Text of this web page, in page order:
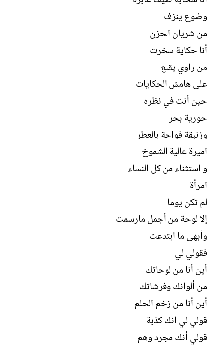
وضوع ينزف
من شريان الحزن
أنا حكاية سخرت
من راوي يقبع
على هامش الحكايات
حين أنت في نظره
حورية بحر
وزنبقة فواحة بالعطر
اميرة عالية الشموخ
و استثناء من كل النساء
امرأة
لم تكن يوما
إلا لوحة من أجمل مارسمت
وأبهى ما ابتدعت
فقولي لي
أين أنا من لوحاتك
من ألوانك وفرشاتك
أين أنا من زخم الحلم
قولي لي انك كذبة
قولي أنك مجرد وهم